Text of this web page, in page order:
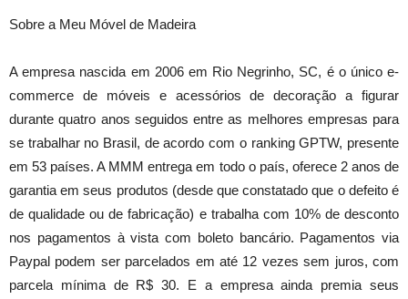
Sobre a Meu Móvel de Madeira
A empresa nascida em 2006 em Rio Negrinho, SC, é o único e-
commerce de móveis e acessórios de decoração a figurar
durante quatro anos seguidos entre as melhores empresas para
se trabalhar no Brasil, de acordo com o ranking GPTW, presente
em 53 países. A MMM entrega em todo o país, oferece 2 anos de
garantia em seus produtos (desde que constatado que o defeito é
de qualidade ou de fabricação) e trabalha com 10% de desconto
nos pagamentos à vista com boleto bancário. Pagamentos via
Paypal podem ser parcelados em até 12 vezes sem juros, com
parcela mínima de R$ 30. E a empresa ainda premia seus